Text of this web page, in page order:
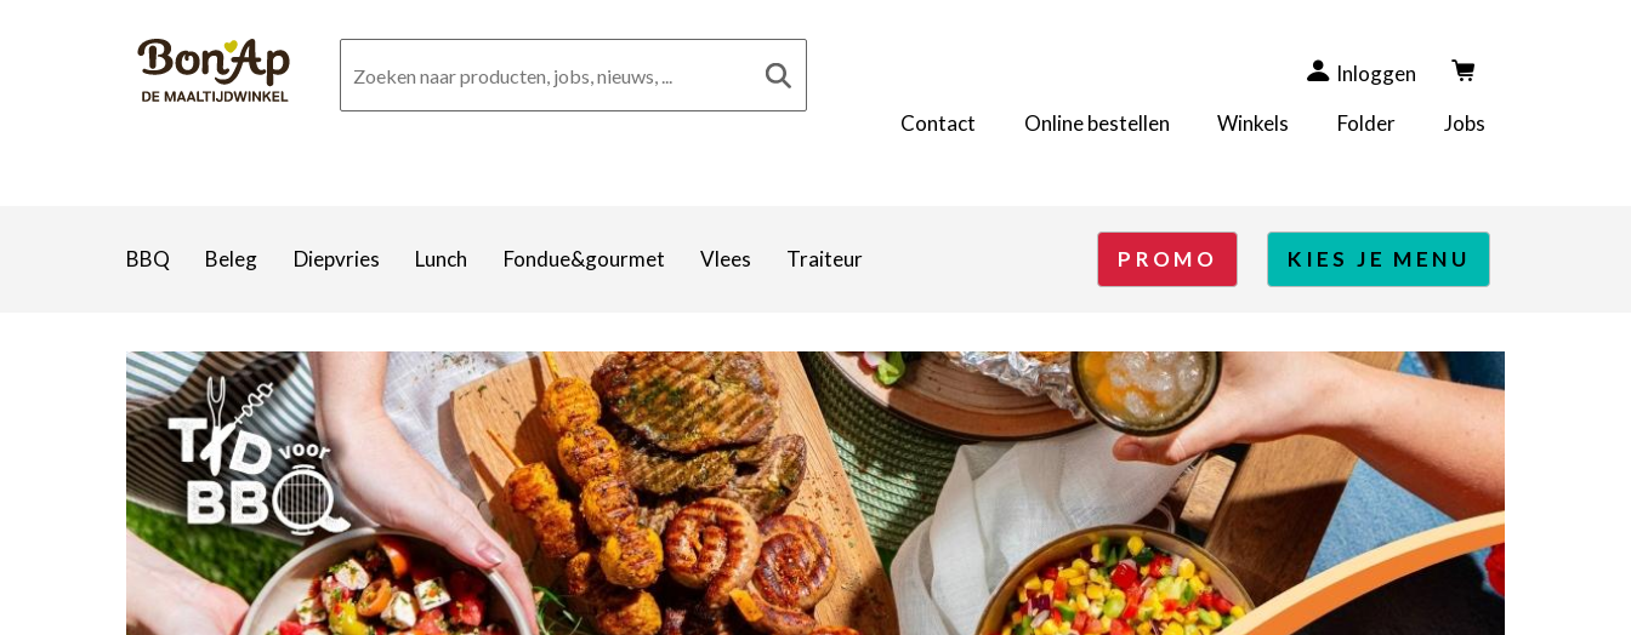
Inloggen
Contact
Online bestellen Winkels Folder Jobs
BBQ Beleg Diepvries Lunch Fondue&gourmet Vlees Traiteur PROMO KIES JE MENU
HOME